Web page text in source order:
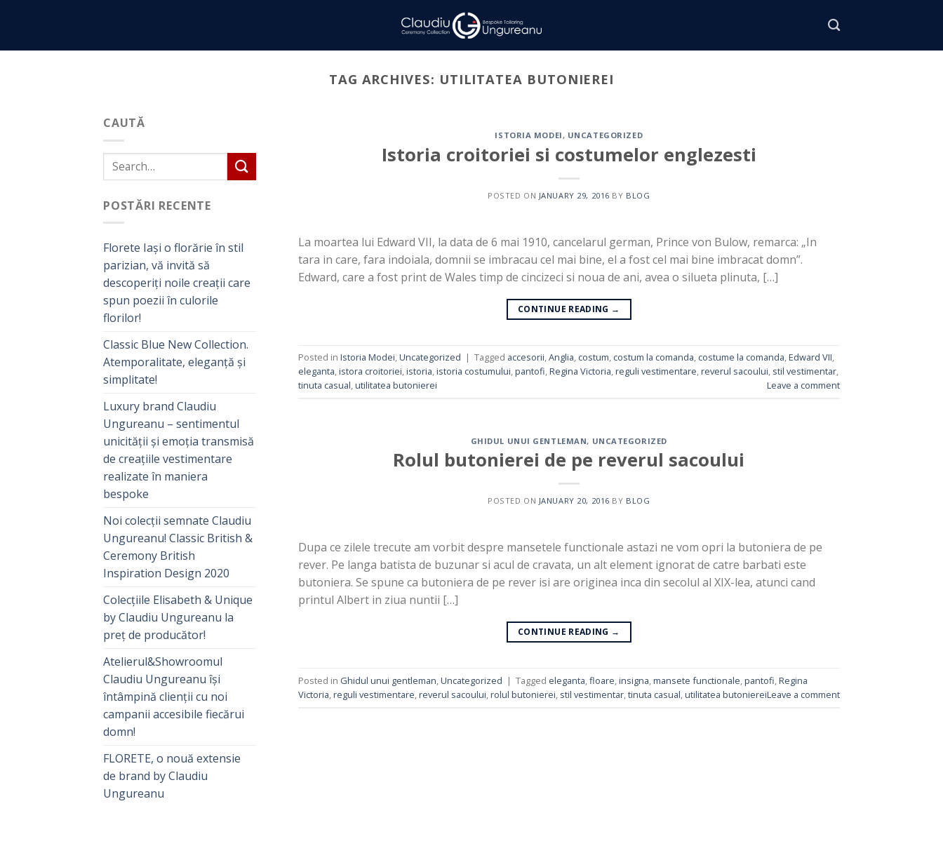
TAG ARCHIVES: UTILITATEA BUTONIEREI
CAUTĂ
POSTĂRI RECENTE
Florete Iași o florărie în stil
parizian, vă invită să
descoperiți noile creații care
spun poezii în culorile
florilor!
Classic Blue New Collection.
Atemporalitate, eleganță și
simplitate!
Luxury brand Claudiu
Ungureanu – sentimentul
unicității și emoția transmisă
de creațiile vestimentare
realizate în maniera
bespoke
Noi colecții semnate Claudiu
Ungureanu! Classic British &
Ceremony British
Inspiration Design 2020
Colecțiile Elisabeth & Unique
by Claudiu Ungureanu la
preț de producător!
Atelierul&Showroomul
Claudiu Ungureanu își
întâmpină clienții cu noi
campanii accesibile fiecărui
domn!
FLORETE, o nouă extensie
de brand by Claudiu
Ungureanu
ISTORIA MODEI, UNCATEGORIZED
Istoria croitoriei si costumelor englezesti
POSTED ON JANUARY 29, 2016 BY BLOG
La moartea lui Edward VII, la data de 6 mai 1910, cancelarul german, Prince von Bulow, remarca: „In
tara in care, fara indoiala, domnii se imbracau cel mai bine, el a fost cel mai bine imbracat domn”.
Edward, care a fost print de Wales timp de cincizeci si noua de ani, avea o silueta plinuta, […]
CONTINUE READING →
Posted in Istoria Modei,Uncategorized | Tagged accesorii,Anglia, costum, costum la comanda, costume la comanda,Edward VII,
eleganta,istora croitoriei,istoria,istoria costumului,pantofi,Regina Victoria,reguli vestimentare,reverul sacoului, stil vestimentar,
tinuta casual,utilitatea butonierei Leave a comment
GHIDUL UNUI GENTLEMAN, UNCATEGORIZED
Rolul butonierei de pe reverul sacoului
POSTED ON JANUARY 20, 2016 BY BLOG
Dupa ce zilele trecute am vorbit despre mansetele functionale astazi ne vom opri la butoniera de pe
rever. Pe langa batista de buzunar si acul de cravata, un alt element ignorat de catre barbati este
butoniera. Se spune ca butoniera de pe rever isi are originea inca din secolul al XIX-lea, atunci cand
printul Albert in ziua nuntii […]
CONTINUE READING →
Posted in Ghidul unui gentleman,Uncategorized | Tagged eleganta,floare,insigna,mansete functionale,pantofi,Regina
Victoria,reguli vestimentare,reverul sacoului,rolul butonierei, stil vestimentar,tinuta casual,utilitatea butoniereiLeave a comment